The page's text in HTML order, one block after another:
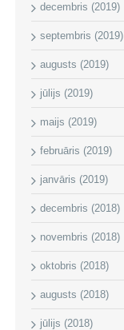
decembris (2019)
septembris (2019)
augusts (2019)
jūlijs (2019)
maijs (2019)
februāris (2019)
janvāris (2019)
decembris (2018)
novembris (2018)
oktobris (2018)
augusts (2018)
jūlijs (2018)